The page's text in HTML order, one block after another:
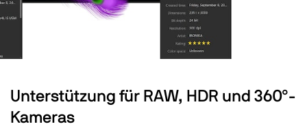
Unterstützung für RAW, HDR und 360°-
Kameras